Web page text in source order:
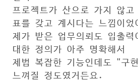
프로젝트가 산으로 가지 않
표를 갖고 계시다는 느낌이었
제가 받은 업무의뢰도 입출력
대한 정의가 아주 명확해서
제법 복잡한 기능인데도 "구
느껴질 정도였거든요.